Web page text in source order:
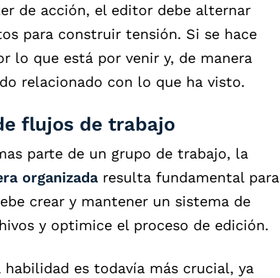
de acción, el editor debe alternar
para construir tensión. Si se hace
lo que está por venir y, de manera
relacionado con lo que ha visto.
flujos de trabajo
parte de un grupo de trabajo, la
organizada resulta fundamental para
crear y mantener un sistema de
y optimice el proceso de edición.
es todavía más crucial, ya